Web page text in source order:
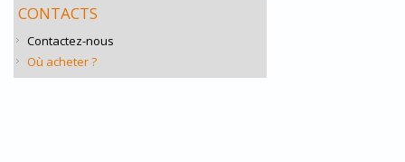
CONTACTS
Contactez-nous
Où acheter ?